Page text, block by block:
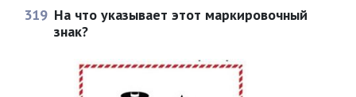
319 На что указывает этот маркировочный
знак?